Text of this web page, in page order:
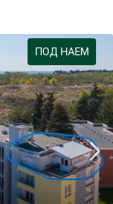
ПОД НАЕМ